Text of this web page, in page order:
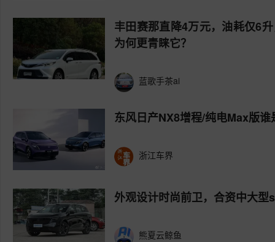
丰田赛那直降4万元，油耗仅6
为何更青睐它？
蓝歌手茶ai
东风日产NX8增程/纯电Max版
浙江车界
外观设计时尚前卫，合资中大型
熊夏云鲸鱼